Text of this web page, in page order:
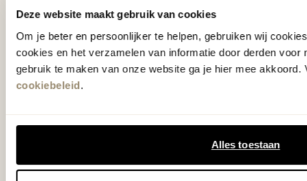
Deze website maakt gebruik van cookies
Om je beter en persoonlijker te helpen, gebruiken wij
cookies en het verzamelen van informatie door derden voor
gebruik te maken van onze website ga je hier mee akkoord.
cookiebeleid.
Alles toestaan
hebben met liefde de mooiste woon-,
slaap- en designcollecties
samengesteld met de mooiste
klassiekers en de nieuwste ontwerpen
Bekijk onze openingstijden en